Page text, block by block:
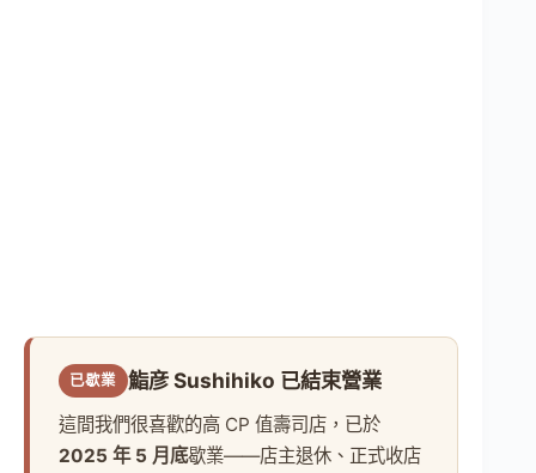
已歇業 鮨彦 Sushihiko 已結束營業
這間我們很喜歡的高 CP 值壽司店，已於
2025 年 5 月底歇業——店主退休、正式收店